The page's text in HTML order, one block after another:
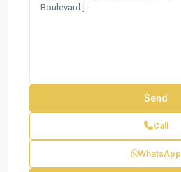
Call
WhatsApp